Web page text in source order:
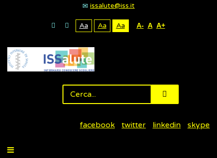
issalute@iss.it
Aa Aa Aa A- A A+
facebook twitter linkedin skype